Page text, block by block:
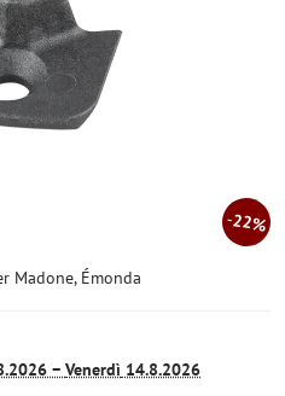
22%
Madone, Émonda
− Venerdì 14.8.2026